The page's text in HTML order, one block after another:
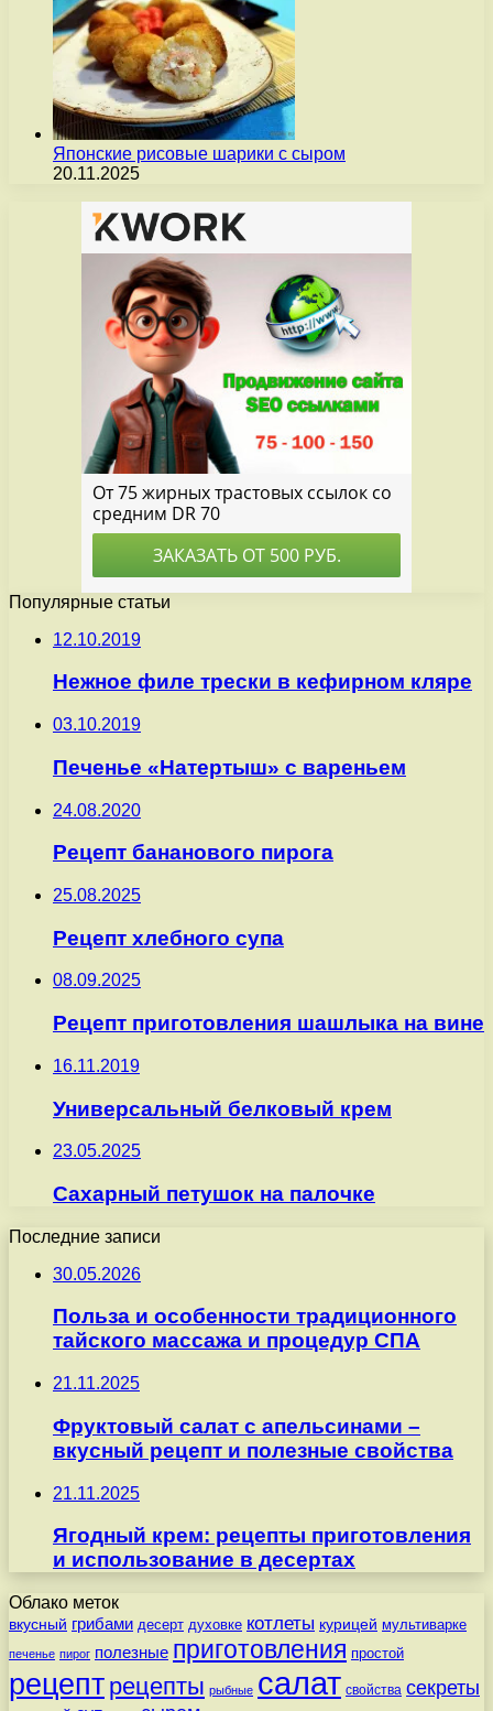
Японские рисовые шарики с сыром
20.11.2025
Популярные статьи
12.10.2019
Нежное филе трески в кефирном кляре
03.10.2019
Печенье «Натертыш» с вареньем
24.08.2020
Рецепт бананового пирога
25.08.2025
Рецепт хлебного супа
08.09.2025
Рецепт приготовления шашлыка на вине
16.11.2019
Универсальный белковый крем
23.05.2025
Сахарный петушок на палочке
Последние записи
30.05.2026
Польза и особенности традиционного
тайского массажа и процедур СПА
21.11.2025
Фруктовый салат с апельсинами –
вкусный рецепт и полезные свойства
21.11.2025
Ягодный крем: рецепты приготовления
и использование в десертах
Облако меток
вкусный грибами десерт духовке котлеты курицей мультиварке
печенье пирог полезные приготовления простой
рецепт рецепты рыбные салат свойства секреты